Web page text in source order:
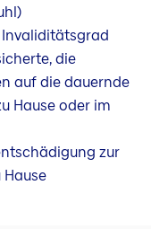
die
auf die dauernde
Hause oder im
zur